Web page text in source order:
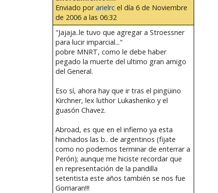
Enviado porarielrcel día 6 de Noviembre
de 2006 a las 06:32
"Jajaja..le tuvo que agregar a Stroessner
para lucir imparcial..."
pobre MNRT, como le debe haber
pegado la muerte del ultimo gran amigo
del General.
Eso sí, ahora hay que ir tras el pingüino
Kirchner, lex luthor Lukashenko y el
guasón Chavez.
Abroad, es que en el infierno ya esta
hinchados las b.. de argentinos (fijate
como no podemos terminar de enterrar a
Perón); aunque me hiciste recordar que
en representación de la pandilla
setentista este años también se nos fue
Gorriaran!!!